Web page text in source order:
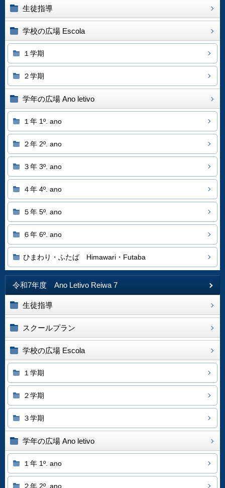
生徒指導
学校の広場 Escola
１学期
２学期
学年の広場 Ano letivo
１年 1º. ano
２年 2º. ano
３年 3º. ano
４年 4º. ano
５年 5º. ano
６年 6º. ano
ひまわり・ふたば Himawari・Futaba
令和7年度 Ano Letivo Reiwa 7
生徒指導
スクールプラン
学校の広場 Escola
１学期
２学期
３学期
学年の広場 Ano letivo
１年 1º. ano
２年 2º. ano